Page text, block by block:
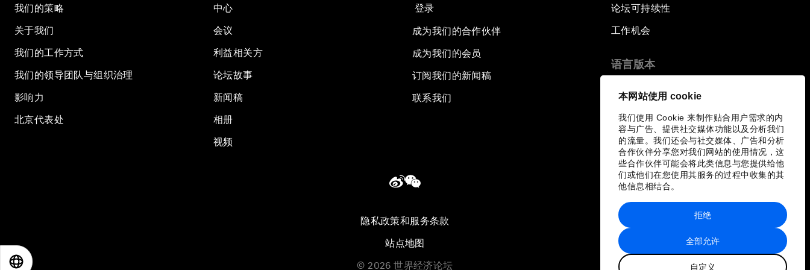
本网站使用 cookie
我们使用 Cookie 来制作贴合用户需求的内
容与广告、提供社交媒体功能以及分析我们
的流量。我们还会与社交媒体、广告和分析
合作伙伴分享您对我们网站的使用情况，这
些合作伙伴可能会将此类信息与您提供给他
们或他们在您使用其服务的过程中收集的其
他信息相结合。
全部允许
自定义
拒绝
我们的策略
关于我们
我们的工作方式
我们的领导团队与组织治理
影响力
北京代表处
中心
会议
利益相关方
论坛故事
新闻稿
相册
视频
登录
成为我们的合作伙伴
成为我们的会员
订阅我们的新闻稿
联系我们
论坛可持续性
工作机会
语言版本
隐私政策和服务条款
站点地图
© 2026 世界经济论坛